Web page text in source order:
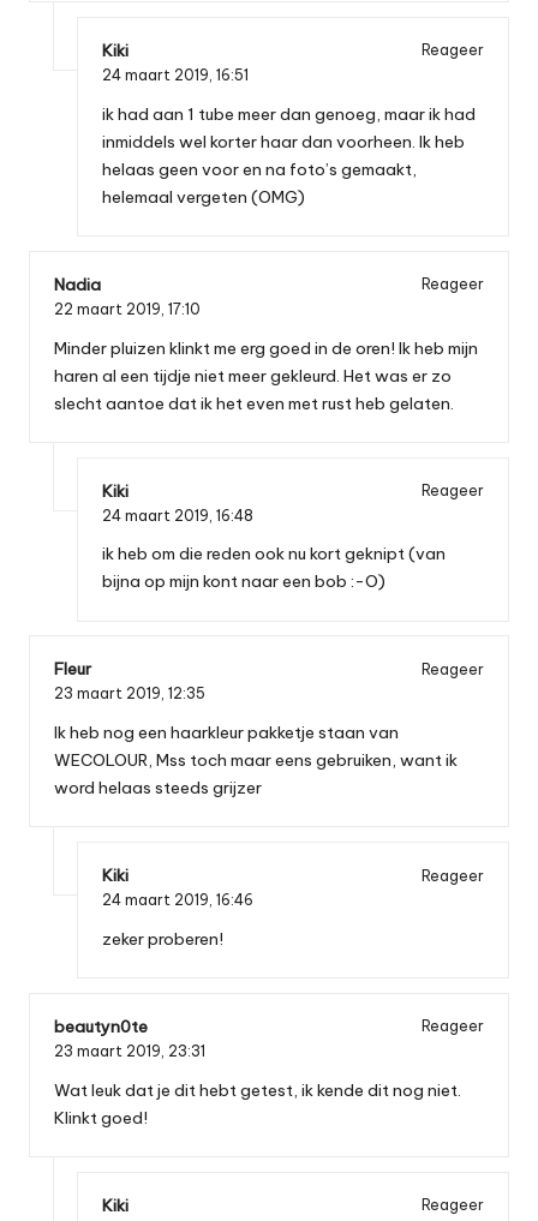
Kiki
Reageer
24 maart 2019, 16:51
ik had aan 1 tube meer dan genoeg, maar ik had
inmiddels wel korter haar dan voorheen. Ik heb
helaas geen voor en na foto’s gemaakt,
helemaal vergeten (OMG)
Nadia
Reageer
22 maart 2019, 17:10
Minder pluizen klinkt me erg goed in de oren! Ik heb mijn
haren al een tijdje niet meer gekleurd. Het was er zo
slecht aantoe dat ik het even met rust heb gelaten.
Kiki
Reageer
24 maart 2019, 16:48
ik heb om die reden ook nu kort geknipt (van
bijna op mijn kont naar een bob :-O)
Fleur
Reageer
23 maart 2019, 12:35
Ik heb nog een haarkleur pakketje staan van
WECOLOUR, Mss toch maar eens gebruiken, want ik
word helaas steeds grijzer
Kiki
Reageer
24 maart 2019, 16:46
zeker proberen!
beautyn0te
Reageer
23 maart 2019, 23:31
Wat leuk dat je dit hebt getest, ik kende dit nog niet.
Klinkt goed!
Kiki
Reageer